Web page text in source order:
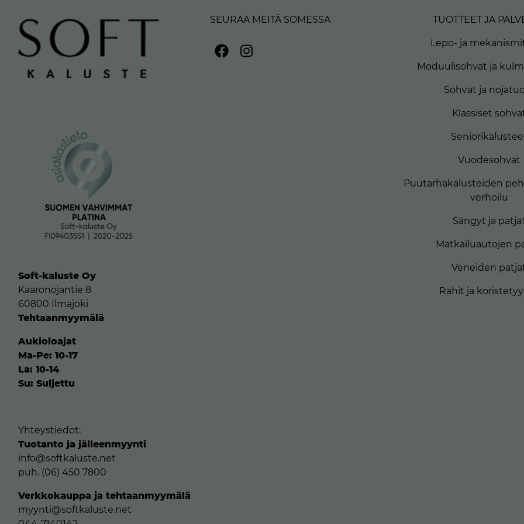
Soft-kaluste Oy
Kaaronojantie 8
60800 Ilmajoki
Tehtaanmyymälä
Aukioloajat
Ma-Pe: 10-17
La: 10-14
Su: Suljettu
Yhteystiedot:
Tuotanto ja jälleenmyynti
info@softkaluste.net
puh. (06) 450 7800
Verkkokauppa ja tehtaanmyymälä
myynti@softkaluste.net
SEURAA MEITÄ SOMESSA TUOTTEET JA
Lepo- ja
Moduulisohvat ja
Sohvat ja
Klassiset
Vuodesohvat
Puutarhakalusteiden
verhoilu
Sängyt ja
Matkailuautojen
Veneiden
Rahit ja